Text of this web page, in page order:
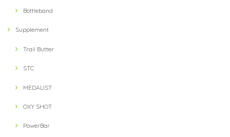
Bottleband
Supplement
Trail Butter
STC
MEDALIST
OXY SHOT
PowerBar